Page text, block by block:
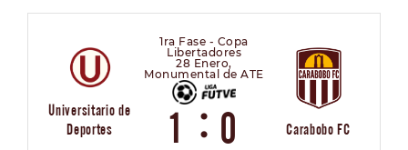
Universitario de
Deportes
1ra Fase - Copa
Libertadores
28 Enero,
Monumental de ATE
1 : 0 Carabobo FC